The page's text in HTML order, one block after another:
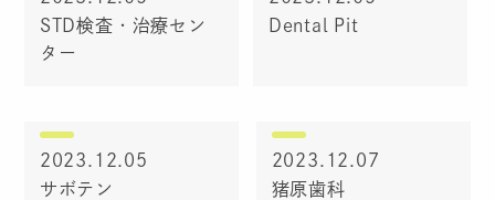
STD検査・治療セン
ター
Dental Pit
2023.12.05
サボテン
2023.12.07
猪原歯科